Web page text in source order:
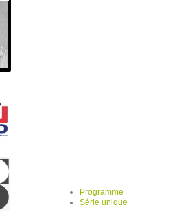
Programme
Série unique